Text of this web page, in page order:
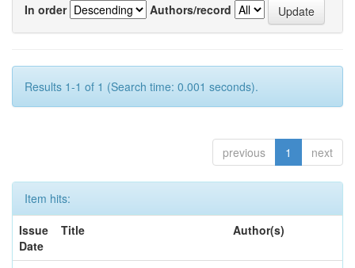
In order
Authors/record
Results 1-1 of 1 (Search time: 0.001 seconds).
previous 1 next
Item hits:
Issue
Date
Title Author(s)